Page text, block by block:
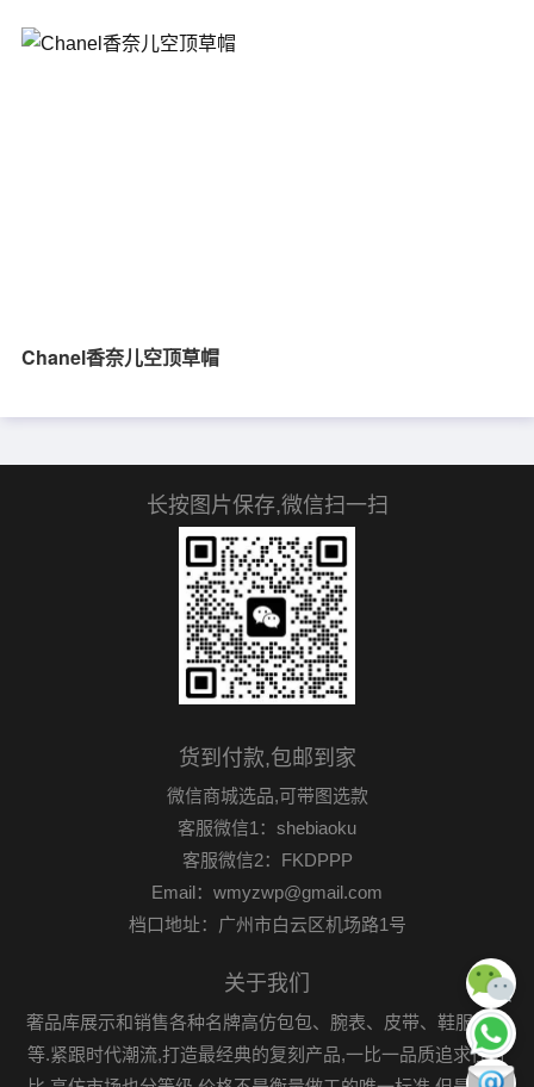
Chanel香奈儿空顶草帽
长按图片保存,微信扫一扫
货到付款,包邮到家
微信商城选品,可带图选款
客服微信1：shebiaoku
客服微信2：FKDPPP
Email：wmyzwp@gmail.com
档口地址：广州市白云区机场路1号
关于我们
奢品库展示和销售各种名牌高仿包包、腕表、皮带、鞋服首饰
等.紧跟时代潮流,打造最经典的复刻产品,一比一品质追求性价